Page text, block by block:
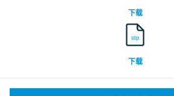
下载
stp
下载